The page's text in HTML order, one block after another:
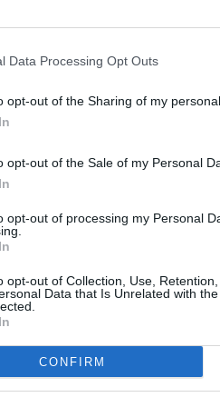
Data Processing Opt Outs
opt-out of the Sharing of my personal
opt-out of the Sale of my Personal
opt-out of processing my Personal
opt-out of Collection, Use,
Data that Is Unrelated with
CONFIRM
Ταϋγέτου σε
«Ζούμε ξανά
27/02/2026 20:58
οριστικές λύσεις -
το...
Λαϊκή
Συμβούλιο
καταστροφών
Αλαγονίας